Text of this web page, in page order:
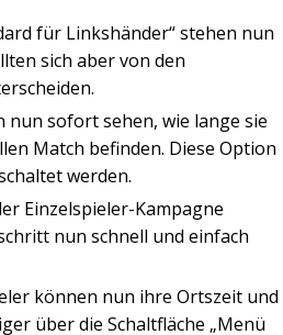
für Linkshänder“ stehen nun
sich aber von den
sofort sehen, wie lange sie
Match befinden. Diese Option
werden.
Einzelspieler-Kampagne
nun schnell und einfach
können nun ihre Ortszeit und
über die Schaltfläche „Menü